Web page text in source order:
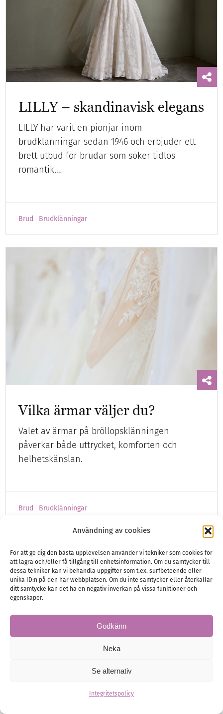
Användning av cookies
För att ge dig den bästa upplevelsen använder vi tekniker som cookies för
att lagra och/eller få tillgång till enhetsinformation. Om du samtycker till
dessa tekniker kan vi behandla uppgifter som t.ex. surfbeteende eller
unika ID:n på den här webbplatsen. Om du inte samtycker eller återkallar
ditt samtycke kan det ha en negativ inverkan på vissa funktioner och
egenskaper.
Godkänn
Neka
Se alternativ
Integritetspolicy
LILLY – skandinavisk elegans
LILLY har varit en pionjär inom
brudklänningar sedan 1946 och erbjuder ett
brett utbud för brudar som söker tidlös
romantik,…
Brud Brudklänningar
Vilka ärmar väljer du?
Valet av ärmar på bröllopsklänningen
påverkar både uttrycket, komforten och
helhetskänslan.
Brud Brudklänningar
Pandora har lanserat